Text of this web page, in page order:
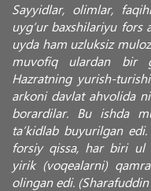
Sayyidlar, olimlar,
uyg‘ur baxshilariyu fors
uyda ham uzluksiz
muvofiq ulardan bir
Hazratning yurish-
arkoni davlat ahvolida
borardilar. Bu ishda
ta’kidlab buyurilgan
forsiy qissa, har biri ul
yirik (voqealarni)
olingan edi.